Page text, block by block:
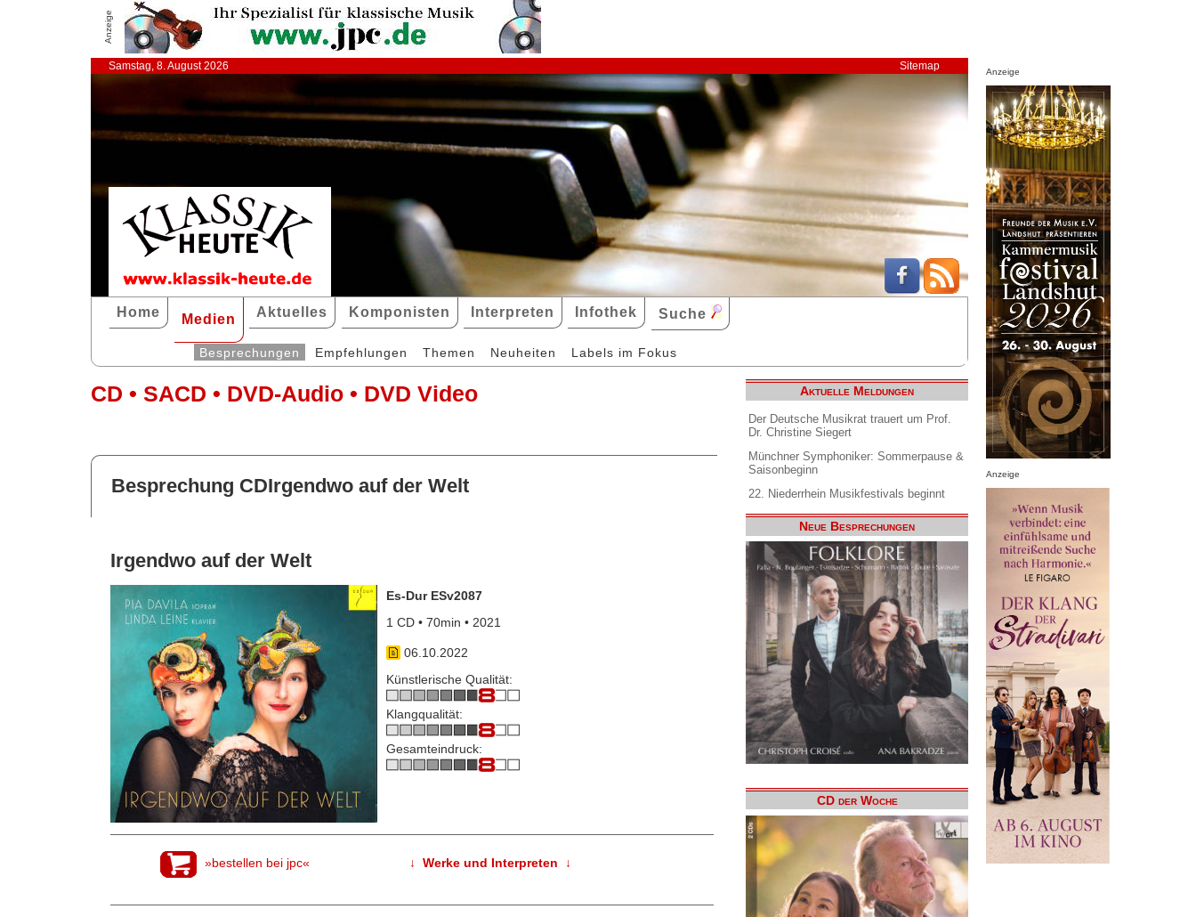
Anzeige
Samstag, 8. August 2026 Sitemap
Home Medien Aktuelles Komponisten Interpreten Infothek Suche
Besprechungen Empfehlungen Themen Neuheiten Labels im Fokus
CD • SACD • DVD-Audio • DVD Video
Besprechung CDIrgendwo auf der Welt
Irgendwo auf der Welt
Es-Dur ESv2087
1 CD • 70min • 2021
06.10.2022
Künstlerische Qualität:
Klangqualität:
Gesamteindruck:
»bestellen bei jpc« ↓ Werke und Interpreten ↓
Aktuelle Meldungen
Der Deutsche Musikrat trauert um Prof.
Dr. Christine Siegert
Münchner Symphoniker: Sommerpause &
Saisonbeginn
22. Niederrhein Musikfestivals beginnt
Neue Besprechungen
CD der Woche
Anzeige
Anzeige